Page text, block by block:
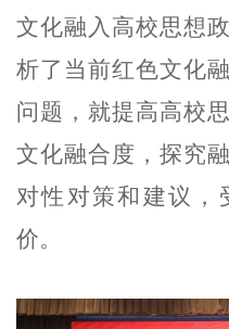
文化融入高校思想
析了当前红色文化
问题，就提高高校
文化融合度，探究
对性对策和建议，
价。